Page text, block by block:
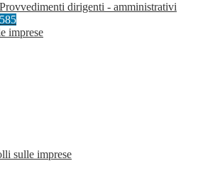
Provvedimenti dirigenti - amministrativi
585
imprese
sulle imprese